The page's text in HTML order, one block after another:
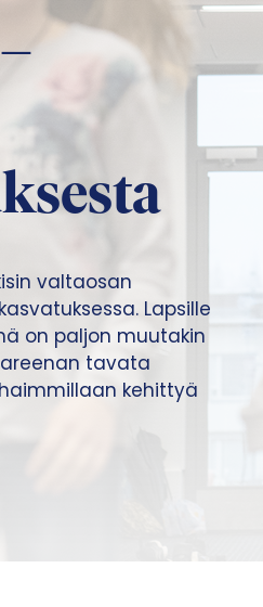
valtaosan
Lapsille
on paljon muutakin
areenan tavata
kehittyä